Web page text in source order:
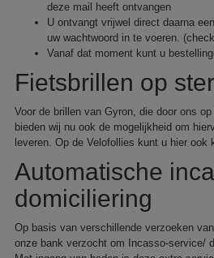
deze mail heeft ontvangen
U ontvangt vrijwel direct daarna
uw wachtwoord in te voeren.
Vanaf dat moment kunt u
Fietsbrillen op
Voor de brillen van Gyron, die door ons
bieden wij nu ook de mogelijkheid om
leveren. Op de Velofollies kunt u hier ook
Automatische
domiciliering
Op basis van verschillende verzoeken
onze bank verzocht om Incasso-service/